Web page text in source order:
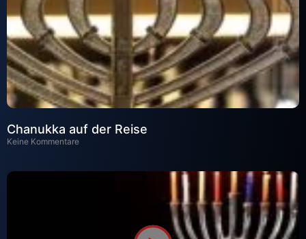
Chanukka auf der Reise
Keine Kommentare